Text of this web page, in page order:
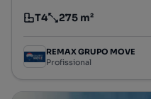
Tipologia
T4
Preço por metro quadrado
275 m²
REMAX GRUPO MOVE
Profissional